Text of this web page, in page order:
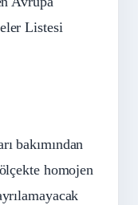
Listesi
bakımından
homojen